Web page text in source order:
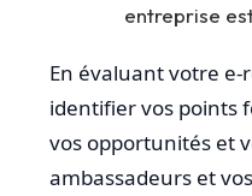
entreprise
En évaluant votre
identifier vos points
vos opportunités et
ambassadeurs et